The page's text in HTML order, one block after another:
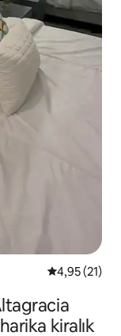
5 üzerinden
4,95 (21)
kiralık